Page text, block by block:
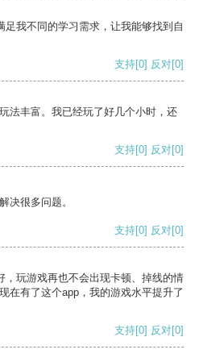
我不同的学习需求，让我能够找到自
支持[0] 反对[0]
法丰富。我已经玩了好几个小时，还
支持[0] 反对[0]
决很多问题。
支持[0] 反对[0]
，玩游戏再也不会出现卡顿、掉线的情
在有了这个app，我的游戏水平提升了
支持[0] 反对[0]